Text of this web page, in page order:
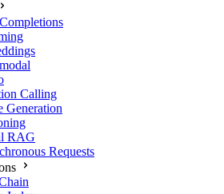
Calling
Generation
RAG
Requests